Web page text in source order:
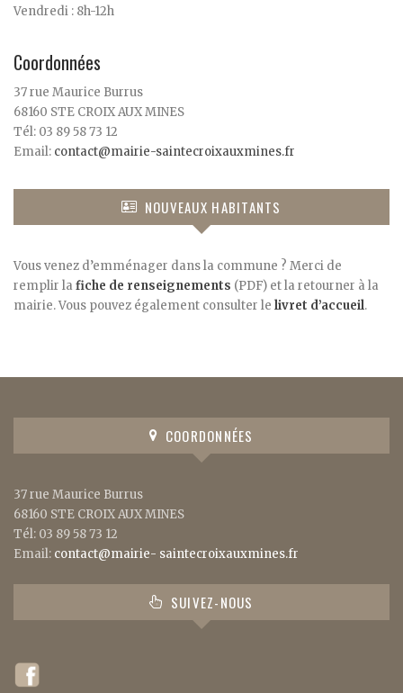
Vendredi : 8h-12h
Coordonnées
37 rue Maurice Burrus
68160 STE CROIX AUX MINES
Tél: 03 89 58 73 12
Email: contact@mairie-saintecroixauxmines.fr
NOUVEAUX HABITANTS
Vous venez d’emménager dans la commune ? Merci de
remplir la fiche de renseignements (PDF) et la retourner à la
mairie. Vous pouvez également consulter le livret d’accueil.
COORDONNÉES
37 rue Maurice Burrus
68160 STE CROIX AUX MINES
Tél: 03 89 58 73 12
Email: contact@mairie- saintecroixauxmines.fr
SUIVEZ-NOUS